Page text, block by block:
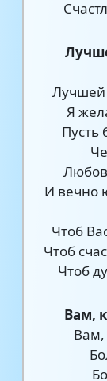
Лучшей
Я
Пусть
И вечно
Чтоб
Чтоб
Чтоб
Вам,
Вам,